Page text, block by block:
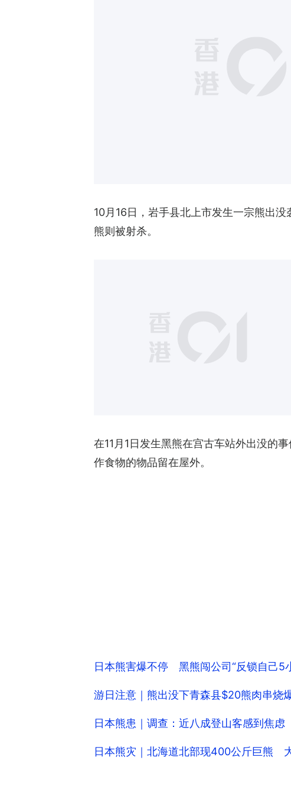
10月16日，岩手县北上市发生一宗熊出
熊则被射杀。
在11月1日发生黑熊在宫古车站外出没的
作食物的物品留在屋外。
日本熊害爆不停 黑熊闯公司“反锁自己
游日注意｜熊出没下青森县$20熊肉串烧
日本熊患｜调查：近八成登山客感到焦
日本熊灾｜北海道北部现400公斤巨熊